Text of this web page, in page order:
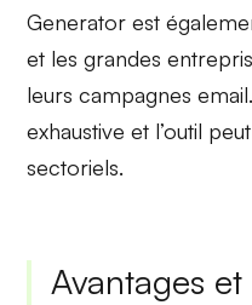
Generator est
et lesgrandes
leurs campagnes
exhaustive et l’outil
sectoriels.
Avantages